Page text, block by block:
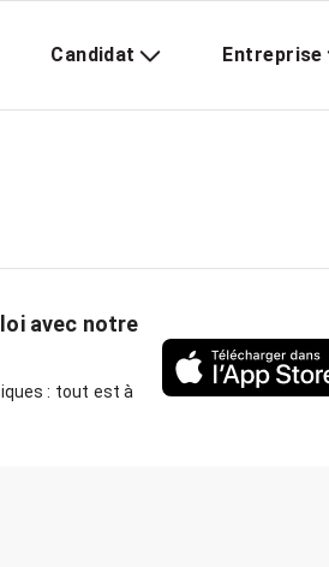
Candidat Entreprise
avec notre
: tout est à